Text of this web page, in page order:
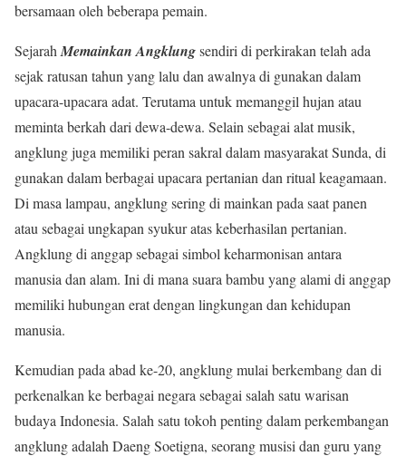
bersamaan oleh beberapa pemain.
Sejarah Memainkan Angklungsendiri di perkirakan telah ada
sejak ratusan tahun yang lalu dan awalnya di gunakan dalam
upacara-upacara adat. Terutama untuk memanggil hujan atau
meminta berkah dari dewa-dewa. Selain sebagai alat musik,
angklung juga memiliki peran sakral dalam masyarakat Sunda, di
gunakan dalam berbagai upacara pertanian dan ritual keagamaan.
Di masa lampau, angklung sering di mainkan pada saat panen
atau sebagai ungkapan syukur atas keberhasilan pertanian.
Angklung di anggap sebagai simbol keharmonisan antara
manusia dan alam. Ini di mana suara bambu yang alami di anggap
memiliki hubungan erat dengan lingkungan dan kehidupan
manusia.
Kemudian pada abad ke-20, angklung mulai berkembang dan di
perkenalkan ke berbagai negara sebagai salah satu warisan
budaya Indonesia. Salah satu tokoh penting dalam perkembangan
angklung adalah Daeng Soetigna, seorang musisi dan guru yang